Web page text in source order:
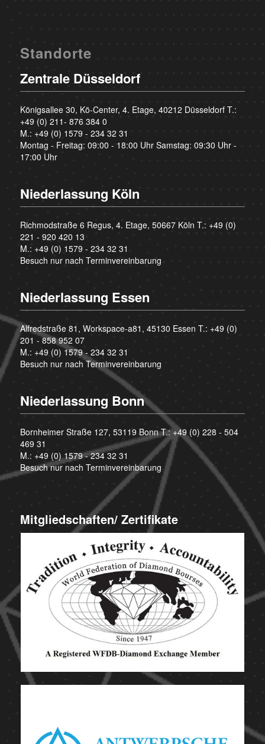
Standorte
Zentrale Düsseldorf
Königsallee 30, Kö-Center, 4. Etage, 40212 Düsseldorf T.:
+49 (0) 211- 876 384 0
M.: +49 (0) 1579 - 234 32 31
Montag - Freitag: 09:00 - 18:00 Uhr Samstag: 09:30 Uhr -
17:00 Uhr
Niederlassung Köln
Richmodstraße 6 Regus, 4. Etage, 50667 Köln T.: +49 (0)
221 - 920 420 13
M.: +49 (0) 1579 - 234 32 31
Besuch nur nach Terminvereinbarung
Niederlassung Essen
Alfredstraße 81, Workspace-a81, 45130 Essen T.: +49 (0)
201 - 858 952 07
M.: +49 (0) 1579 - 234 32 31
Besuch nur nach Terminvereinbarung
Niederlassung Bonn
Bornheimer Straße 127, 53119 Bonn T.:+49 (0) 228 - 504
469 31
M.: +49 (0) 1579 - 234 32 31
Besuch nur nach Terminvereinbarung
Mitgliedschaften/ Zertifikate